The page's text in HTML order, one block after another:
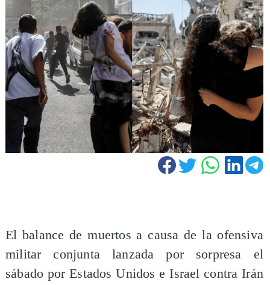
El balance de muertos a causa de la ofensiva
militar conjunta lanzada por sorpresa el
sábado por Estados Unidos e Israel contra Irán